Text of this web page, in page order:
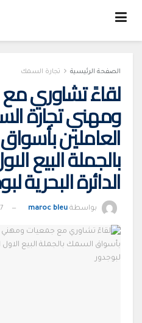
الصفحة الرئيسية تجارة السمك
لقاءً تشاوري
ومهني تجارة
العاملين
بالجملة البيع
الدائرة البحرية
بواسطة maroc bleu